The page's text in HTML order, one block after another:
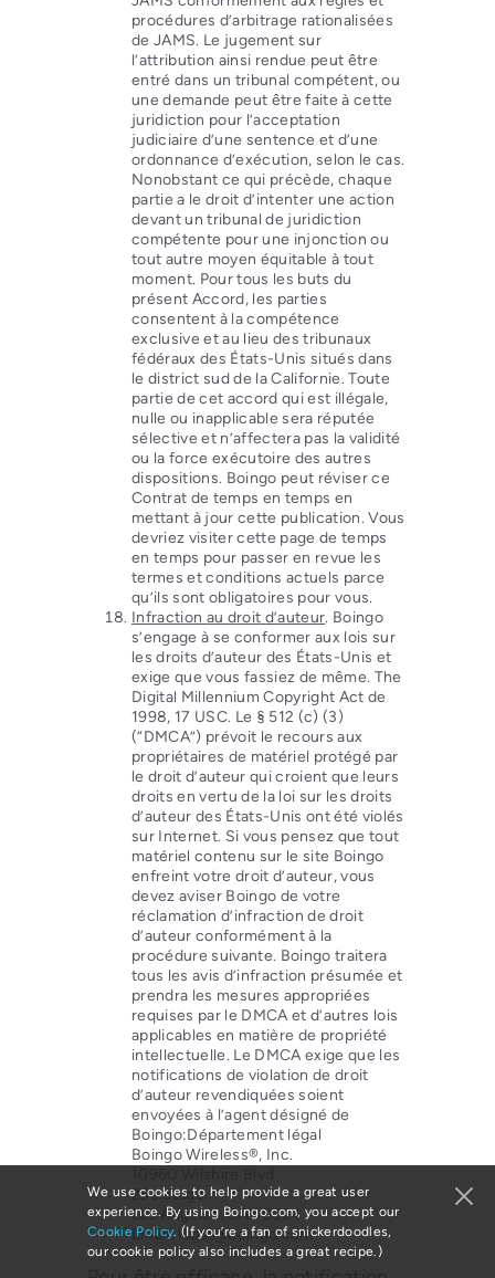
procédures d’arbitrage rationalisées
de JAMS. Le jugement sur
l’attribution ainsi rendue peut être
entré dans un tribunal compétent, ou
une demande peut être faite à cette
juridiction pour l’acceptation
judiciaire d’une sentence et d’une
ordonnance d’exécution, selon le cas.
Nonobstant ce qui précède, chaque
partie a le droit d’intenter une action
devant un tribunal de juridiction
compétente pour une injonction ou
tout autre moyen équitable à tout
moment. Pour tous les buts du
présent Accord, les parties
consentent à la compétence
exclusive et au lieu des tribunaux
fédéraux des États-Unis situés dans
le district sud de la Californie. Toute
partie de cet accord qui est illégale,
nulle ou inapplicable sera réputée
sélective et n’affectera pas la validité
ou la force exécutoire des autres
dispositions. Boingo peut réviser ce
Contrat de temps en temps en
mettant à jour cette publication. Vous
devriez visiter cette page de temps
en temps pour passer en revue les
termes et conditions actuels parce
qu’ils sont obligatoires pour vous.
Infraction au droit d’auteur. Boingo
s’engage à se conformer aux lois sur
les droits d’auteur des États-Unis et
exige que vous fassiez de même. The
Digital Millennium Copyright Act de
1998, 17 USC. Le § 512 (c) (3)
(“DMCA”) prévoit le recours aux
propriétaires de matériel protégé par
le droit d’auteur qui croient que leurs
droits en vertu de la loi sur les droits
d’auteur des États-Unis ont été violés
sur Internet. Si vous pensez que tout
matériel contenu sur le site Boingo
enfreint votre droit d’auteur, vous
devez aviser Boingo de votre
réclamation d’infraction de droit
d’auteur conformément à la
procédure suivante. Boingo traitera
tous les avis d’infraction présumée et
prendra les mesures appropriées
requises par le DMCA et d’autres lois
applicables en matière de propriété
intellectuelle. Le DMCA exige que les
notifications de violation de droit
d’auteur revendiquées soient
envoyées à l’agent désigné de
Boingo:Département légal
Boingo Wireless®, Inc.
23e étage
Los Angeles, CA 90024
Email: legal@boingo.com
We use cookies to help provide a great user
experience. By using Boingo.com, you accept our
Cookie Policy. (If you’re a fan of snickerdoodles,
our cookie policy also includes a great recipe.)